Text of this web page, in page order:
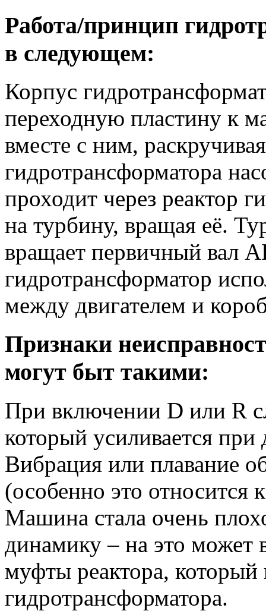
Работа/принцип
в следующем:
Корпус
переходную пластину к
вместе с ним,
гидротрансформатора
проходит через реактор
на турбину, вращая её.
вращает первичный вал
гидротрансформатор
между двигателем и
Признаки
могут быт такими:
При включении D или R
который усиливается при
Вибрация или плавание
(особенно это относится
Машина стала очень
динамику – на это может
муфты реактора, который
гидротрансформатора.